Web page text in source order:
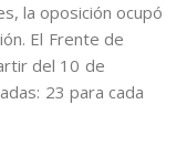
la oposición ocupó
El Frente de
del 10 de
23 para cada